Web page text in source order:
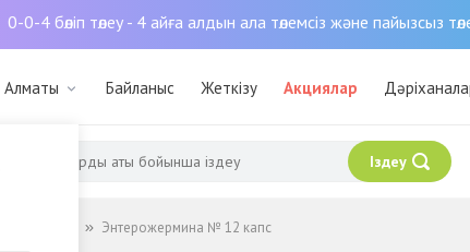
0-0-4 бөліп төлеу - 4 айға алдын ала төлемсіз және пайызсыз
Алматы Байланыс Жеткізу Акциялар
Іздеу
Энтерожермина № 12 капс